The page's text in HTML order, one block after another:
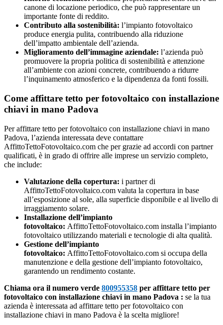
canone di locazione periodico, che può rappresentare un
importante fonte di reddito.
Contributo alla sostenibilità: l’impianto fotovoltaico
produce energia pulita, contribuendo alla riduzione
dell’impatto ambientale dell’azienda.
Miglioramento dell’immagine aziendale: l’azienda può
promuovere la propria politica di sostenibilità e attenzione
all’ambiente con azioni concrete, contribuendo a ridurre
l’inquinamento atmosferico e la dipendenza da fonti fossili.
Come affittare tetto per fotovoltaico con installazione
chiavi in mano Padova
Per affittare tetto per fotovoltaico con installazione chiavi in mano
Padova, l’azienda interessata deve contattare
AffittoTettoFotovoltaico.com che per grazie ad accordi con partner
qualificati, è in grado di offrire alle imprese un servizio completo,
che include:
Valutazione della copertura: i partner di
AffittoTettoFotovoltaico.com valuta la copertura in base
all’esposizione al sole, alla superficie disponibile e al livello di
irraggiamento solare.
Installazione dell’impianto
fotovoltaico: AffittoTettoFotovoltaico.com installa l’impianto
fotovoltaico utilizzando materiali e tecnologie di alta qualità.
Gestione dell’impianto
fotovoltaico: AffittoTettoFotovoltaico.com si occupa della
manutenzione e della gestione dell’impianto fotovoltaico,
garantendo un rendimento costante.
Chiama ora il numero verde 800955358 per affittare tetto per
fotovoltaico con installazione chiavi in mano Padova : se la tua
azienda è interessata ad affittare tetto per fotovoltaico con
installazione chiavi in mano Padova è la scelta migliore!